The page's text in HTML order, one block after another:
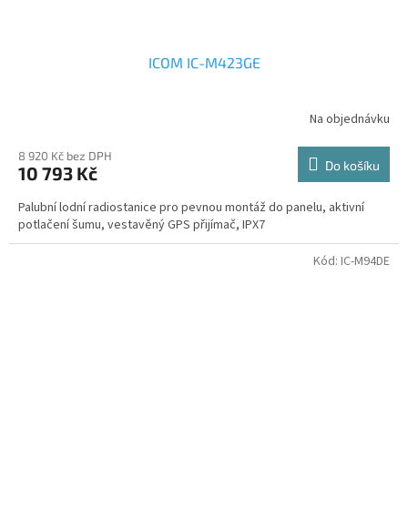
ICOM IC-M423GE
Na objednávku
8 920 Kč bez DPH
10 793 Kč Do košíku
Palubní lodní radiostanice pro pevnou montáž do panelu, aktivní
potlačení šumu, vestavěný GPS přijímač, IPX7
Kód: IC-M94DE